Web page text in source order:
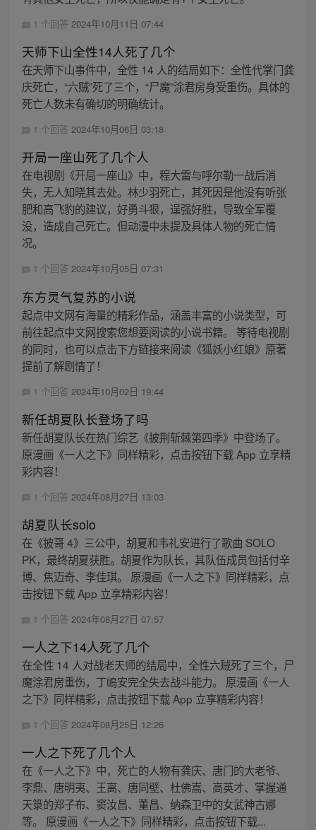
1 个回答 2024年10月11日 07:44
天师下山全性14人死了几个
在天师下山事件中，全性 14 人的结局如下：全性代掌门龚
庆死亡，“六贼”死了三个，“尸魔”涂君房身受重伤。具体的
死亡人数未有确切的明确统计。
1 个回答 2024年10月06日 03:18
开局一座山死了几个人
在电视剧《开局一座山》中，程大雷与呼尔勒一战后消
失，无人知晓其去处。林少羽死亡，其死因是他没有听张
肥和高飞豹的建议，好勇斗狠，逞强好胜，导致全军覆
没，造成自己死亡。但动漫中未提及具体人物的死亡情
况。
1 个回答 2024年10月05日 07:31
东方灵气复苏的小说
起点中文网有海量的精彩作品，涵盖丰富的小说类型，可
前往起点中文网搜索您想要阅读的小说书籍。 等待电视剧
的同时，也可以点击下方链接来阅读《狐妖小红娘》原著
提前了解剧情了！
1 个回答 2024年10月02日 19:44
新任胡夏队长登场了吗
新任胡夏队长在热门综艺《披荆斩棘第四季》中登场了。
原漫画《一人之下》同样精彩，点击按钮下载 App 立享精
彩内容！
1 个回答 2024年08月27日 13:03
胡夏队长solo
在《披哥 4》三公中，胡夏和韦礼安进行了歌曲 SOLO
PK，最终胡夏获胜。胡夏作为队长，其队伍成员包括付辛
博、焦迈奇、李佳琪。 原漫画《一人之下》同样精彩，点
击按钮下载 App 立享精彩内容！
1 个回答 2024年08月27日 07:57
一人之下14人死了几个
在全性 14 人对战老天师的结局中，全性六贼死了三个，尸
魔涂君房重伤，丁嶋安完全失去战斗能力。 原漫画《一人
之下》同样精彩，点击按钮下载 App 立享精彩内容！
1 个回答 2024年08月25日 12:26
一人之下死了几个人
在《一人之下》中，死亡的人物有龚庆、唐门的大老爷、
李鼎、唐明夷、王离、唐同壁、杜佛嵩、高英才、掌握通
天箓的郑子布、窦汝昌、董昌、纳森卫中的女武神古娜
等。 原漫画《一人之下》同样精彩，点击按钮下载...